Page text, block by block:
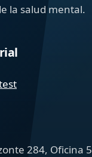
la salud mental.
284, Oficina